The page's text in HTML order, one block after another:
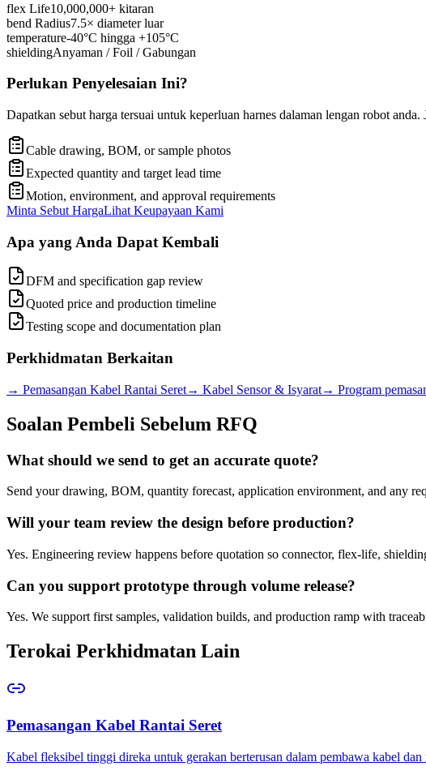
flex Life10,000,000+ kitaran
bend Radius7.5× diameter luar
temperature-40°C hingga +105°C
shieldingAnyaman / Foil / Gabungan
Perlukan Penyelesaian Ini?
Dapatkan sebut harga tersuai untuk keperluan harnes dalaman lengan robot
Cable drawing, BOM, or sample photos
Expected quantity and target lead time
Motion, environment, and approval requirements
Minta Sebut HargaLihat Keupayaan Kami
Apa yang Anda Dapat Kembali
DFM and specification gap review
Quoted price and production timeline
Testing scope and documentation plan
Perkhidmatan Berkaitan
→ Pemasangan Kabel Rantai Seret→ Kabel Sensor & Isyarat→ Program
Soalan Pembeli Sebelum RFQ
What should we send to get an accurate quote?
Send your drawing, BOM, quantity forecast, application environment, and any
Will your team review the design before production?
Yes. Engineering review happens before quotation so connector, flex-life,
Can you support prototype through volume release?
Yes. We support first samples, validation builds, and production ramp with
Terokai Perkhidmatan Lain
Pemasangan Kabel Rantai Seret
Kabel fleksibel tinggi direka untuk gerakan berterusan dalam pembawa kabel dan